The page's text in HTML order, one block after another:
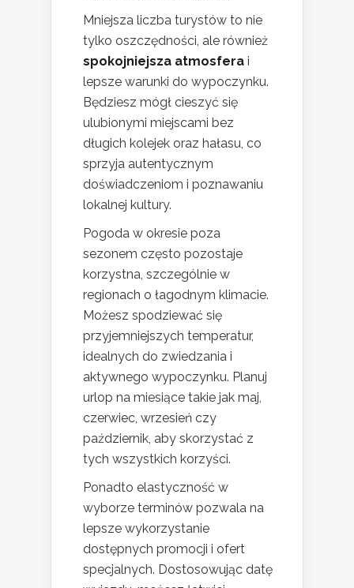
Mniejsza liczba turystów to nie
tylko oszczędności, ale również
spokojniejsza atmosfera i
lepsze warunki do wypoczynku.
Będziesz mógł cieszyć się
ulubionymi miejscami bez
długich kolejek oraz hałasu, co
sprzyja autentycznym
doświadczeniom i poznawaniu
lokalnej kultury.
Pogoda w okresie poza
sezonem często pozostaje
korzystna, szczególnie w
regionach o łagodnym klimacie.
Możesz spodziewać się
przyjemniejszych temperatur,
idealnych do zwiedzania i
aktywnego wypoczynku. Planuj
urlop na miesiące takie jak maj,
czerwiec, wrzesień czy
październik, aby skorzystać z
tych wszystkich korzyści.
Ponadto elastyczność w
wyborze terminów pozwala na
lepsze wykorzystanie
dostępnych promocji i ofert
specjalnych. Dostosowując datę